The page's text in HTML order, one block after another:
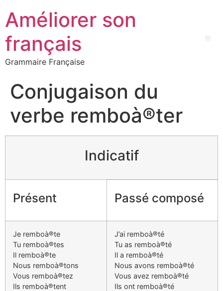
Améliorer son
français
Grammaire Française
Conjugaison du
verbe remboà®ter
Indicatif
Présent Passé composé
Je remboà®te
Tu remboà®tes
Il remboà®te
Nous remboà®tons
Vous remboà®tez
Ils remboà®tent
J’ai remboà®té
Tu as remboà®té
Il a remboà®té
Nous avons remboà®té
Vous avez remboà®té
Ils ont remboà®té